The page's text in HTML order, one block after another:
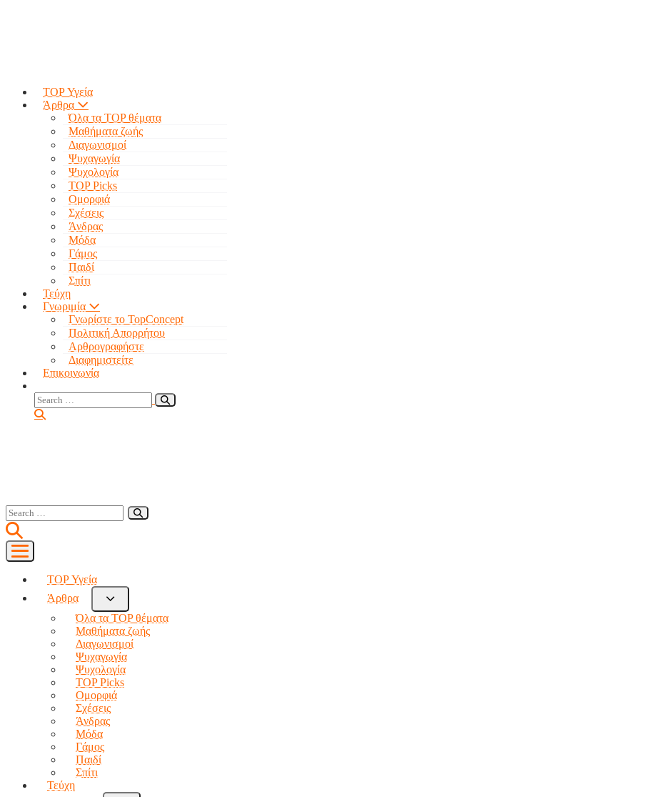
TOP Υγεία
Άρθρα
Όλα τα TOP θέματα
Μαθήματα ζωής
Διαγωνισμοί
Ψυχαγωγία
Ψυχολογία
TOP Picks
Ομορφιά
Σχέσεις
Άνδρας
Μόδα
Γάμος
Παιδί
Σπίτι
Τεύχη
Γνωριμία
Γνωρίστε το TopConcept
Πολιτική Απορρήτου
Αρθρογραφήστε
Διαφημιστείτε
Επικοινωνία
TOP Υγεία
Άρθρα
Όλα τα TOP θέματα
Μαθήματα ζωής
Διαγωνισμοί
Ψυχαγωγία
Ψυχολογία
TOP Picks
Ομορφιά
Σχέσεις
Άνδρας
Μόδα
Γάμος
Παιδί
Σπίτι
Τεύχη